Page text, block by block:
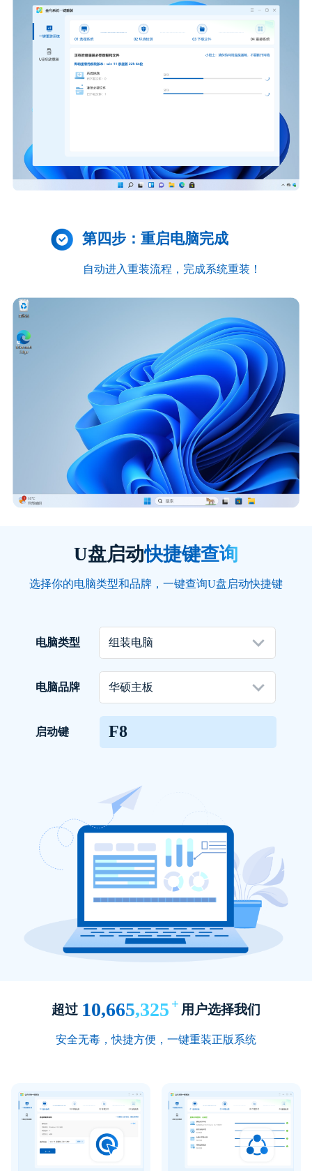
第四步：重启电脑完成
自动进入重装流程，完成系统重装！
U盘启动快捷键查询
选择你的电脑类型和品牌，一键查询U盘启动快捷键
电脑类型
电脑品牌
启动键 F8
超过 10,665,325 + 用户选择我们
安全无毒，快捷方便，一键重装正版系统
自从用了这款软件，我再也不用担心系统崩溃
设计师
重装系统软件的界面设计非常简洁明了，一看
这款重装系统软件真是我用过的最好的一款。
短视频剪辑